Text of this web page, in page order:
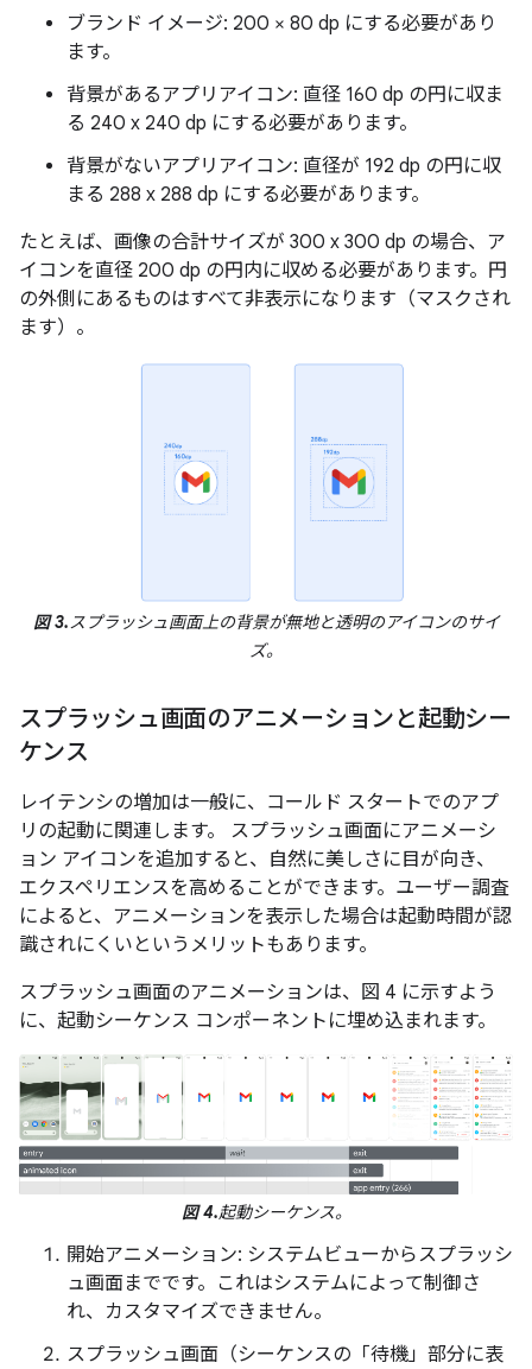
ブランド イメージ: 200 × 80 dp にする必要があり
ます。
背景があるアプリアイコン: 直径 160 dp の円に収ま
る 240 x 240 dp にする必要があります。
背景がないアプリアイコン: 直径が 192 dp の円に収
まる 288 x 288 dp にする必要があります。
たとえば、画像の合計サイズが 300 x 300 dp の場合、ア
イコンを直径 200 dp の円内に収める必要があります。円
の外側にあるものはすべて非表示になります（マスクされ
ます）。
図 3.スプラッシュ画面上の背景が無地と透明のアイコンのサイ
ズ。
スプラッシュ画面のアニメーションと起動シー
ケンス
レイテンシの増加は一般に、コールド スタートでのアプ
リの起動に関連します。 スプラッシュ画面にアニメーシ
ョン アイコンを追加すると、自然に美しさに目が向き、
エクスペリエンスを高めることができます。ユーザー調査
によると、アニメーションを表示した場合は起動時間が認
識されにくいというメリットもあります。
スプラッシュ画面のアニメーションは、図 4 に示すよう
に、起動シーケンス コンポーネントに埋め込まれます。
図 4.起動シーケンス。
開始アニメーション: システムビューからスプラッシ
ュ画面までです。これはシステムによって制御さ
れ、カスタマイズできません。
スプラッシュ画面（シーケンスの「待機」部分に表